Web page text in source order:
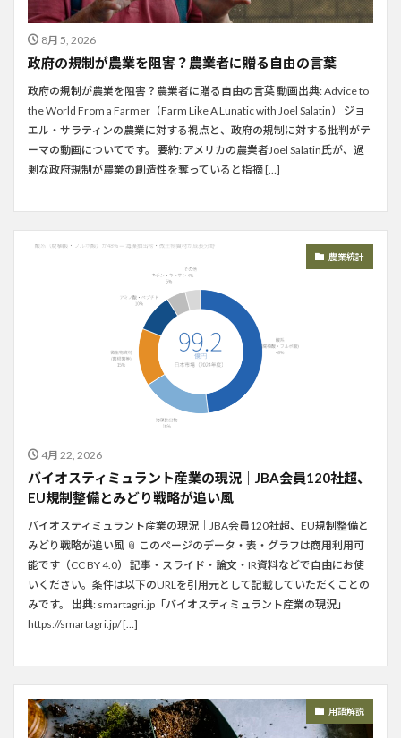
8月 5, 2026
政府の規制が農業を阻害？農業者に贈る自由の言葉
政府の規制が農業を阻害？農業者に贈る自由の言葉 動画出典: Advice to
the World From a Farmer（Farm Like A Lunatic with Joel Salatin） ジョ
エル・サラティンの農業に対する視点と、政府の規制に対する批判がテ
ーマの動画についてです。 要約: アメリカの農業者Joel Salatin氏が、過
剰な政府規制が農業の創造性を奪っていると指摘 […]
農業統計
4月 22, 2026
バイオスティミュラント産業の現況｜JBA会員120社超、
EU規制整備とみどり戦略が追い風
バイオスティミュラント産業の現況｜JBA会員120社超、EU規制整備と
みどり戦略が追い風 📎 このページのデータ・表・グラフは商用利用可
能です（CC BY 4.0） 記事・スライド・論文・IR資料などで自由にお使
いください。条件は以下のURLを引用元として記載していただくことの
みです。 出典: smartagri.jp「バイオスティミュラント産業の現況」
https://smartagri.jp/ […]
用語解説